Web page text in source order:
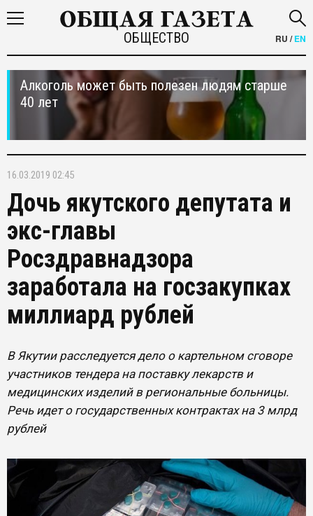
ОБЩЕСТВО RU /EN
Алкоголь может быть полезен людям старше
40 лет
16.03.2019 02:45
Дочь якутского депутата и
экс-главы
Росздравнадзора
заработала на госзакупках
миллиард рублей
В Якутии расследуется дело о картельном сговоре
участников тендера на поставку лекарств и
медицинских изделий в региональные больницы.
Речь идет о государственных контрактах на 3 млрд
рублей